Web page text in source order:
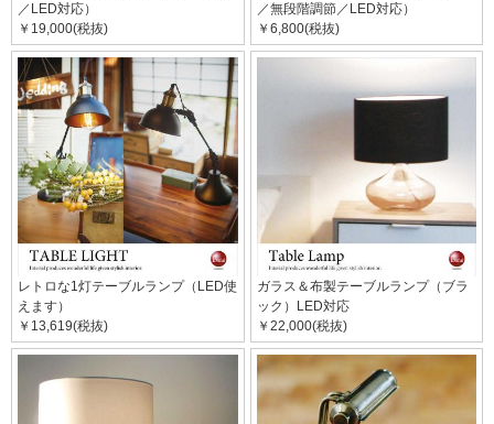
／LED対応）
￥19,000(税抜)
／無段階調節／LED対応）
￥6,800(税抜)
レトロな1灯テーブルランプ（LED使
えます）
￥13,619(税抜)
ガラス＆布製テーブルランプ（ブラ
ック）LED対応
￥22,000(税抜)